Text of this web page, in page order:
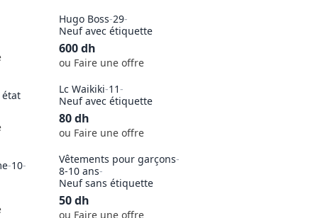
Hugo Boss-29-
Neuf avec étiquette
600dh
ou Faire une offre
état Lc Waikiki-11-
Neuf avec étiquette
80dh
ou Faire une offre
-10- Vêtements pour garçons-
8-10 ans-
Neuf sans étiquette
50dh
ou Faire une offre